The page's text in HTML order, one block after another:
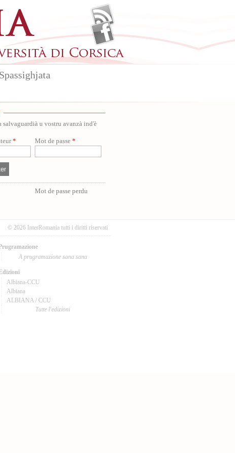
Spassighjata
u vostru avanzà ind'è
* Mot de passe *
Mot de passe perdu
© 2026 InterRomania tutti i diritti riservati
A prugramazione sana sana
Albiana-CCU
Albiana
ALBIANA / CCU
Tutte l'edizioni